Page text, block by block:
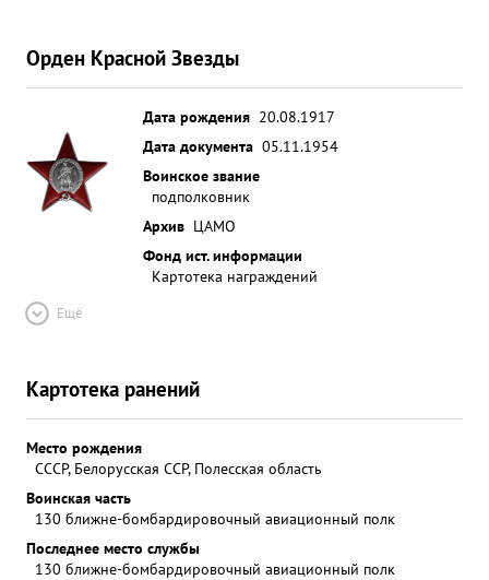
Орден Красной Звезды
Дата рождения 20.08.1917
Дата документа 05.11.1954
Воинское звание
подполковник
Архив ЦАМО
Фонд ист. информации
Картотека награждений
Ещё
Картотека ранений
Место рождения
СССР, Белорусская ССР, Полесская область
Воинская часть
130 ближне-бомбардировочный авиационный полк
Последнее место службы
130 ближне-бомбардировочный авиационный полк